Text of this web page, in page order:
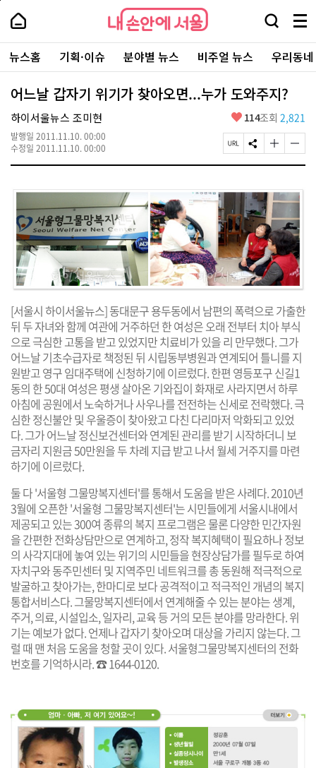
본
로
가
내
손
안
에
서
울
-
서
울
시
대
표
소
포
털
내
손
에
울
검
창
열
기
메
뉴
전
체
보
주
요
서
뉴스홈 기획·이슈 분야별 뉴스 비주얼 뉴스 우리동
어느날 갑자기 위기가 찾아오면...누가 도와주지?
하이서울뉴스 조미현
발행일 2011.11.10. 00:00
수정일 2011.11.10. 00:00
좋
요
114조회 2,821
페
이
R
복
사
S
N
유
하
기
글
자
크
게
변
경
하
기
글
자
작
게
변
경
하
기
[서울시 하이서울뉴스] 동대문구 용두동에서 남편의 폭력으로 가출한
뒤 두 자녀와 함께 여관에 거주하던 한 여성은 오래 전부터 치아 부식
으로 극심한 고통을 받고 있었지만 치료비가 있을 리 만무했다. 그가
어느날 기초수급자로 책정된 뒤 시립동부병원과 연계되어 틀니를 지
원받고 영구 임대주택에 신청하기에 이르렀다. 한편 영등포구 신길1
동의 한 50대 여성은 평생 살아온 기와집이 화재로 사라지면서 하루
아침에 공원에서 노숙하거나 사우나를 전전하는 신세로 전락했다. 극
심한 정신불안 및 우울증이 찾아왔고 다친 다리마저 악화되고 있었
다. 그가 어느날 정신보건센터와 연계된 관리를 받기 시작하더니 보
금자리 지원금 50만원을 두 차례 지급 받고 나서 월세 거주지를 마련
하기에 이르렀다.
둘 다 '서울형 그물망복지센터'를 통해서 도움을 받은 사례다. 2010년
3월에 오픈한 '서울형 그물망복지센터'는 시민들에게 서울시내에서
제공되고 있는 300여 종류의 복지 프로그램은 물론 다양한 민간자원
을 간편한 전화상담만으로 연계하고, 정작 복지혜택이 필요하나 정보
의 사각지대에 놓여 있는 위기의 시민들을 현장상담가를 필두로 하여
자치구와 동주민센터 및 지역주민 네트워크를 총 동원해 적극적으로
발굴하고 찾아가는, 한마디로 보다 공격적이고 적극적인 개념의 복지
통합서비스다. 그물망복지센터에서 연계해줄 수 있는 분야는 생계,
주거, 의료, 시설입소, 일자리, 교육 등 거의 모든 분야를 망라한다. 위
기는 예보가 없다. 언제나 갑자기 찾아오며 대상을 가리지 않는다. 그
럴 때 맨 처음 도움을 청할 곳이 있다. 서울형그물망복지센터의 전화
번호를 기억하시라. ☎ 1644-0120.
페
상
단
로